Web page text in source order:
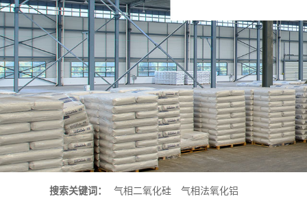
搜索关键词： 气相二氧化硅 气相法氧化铝